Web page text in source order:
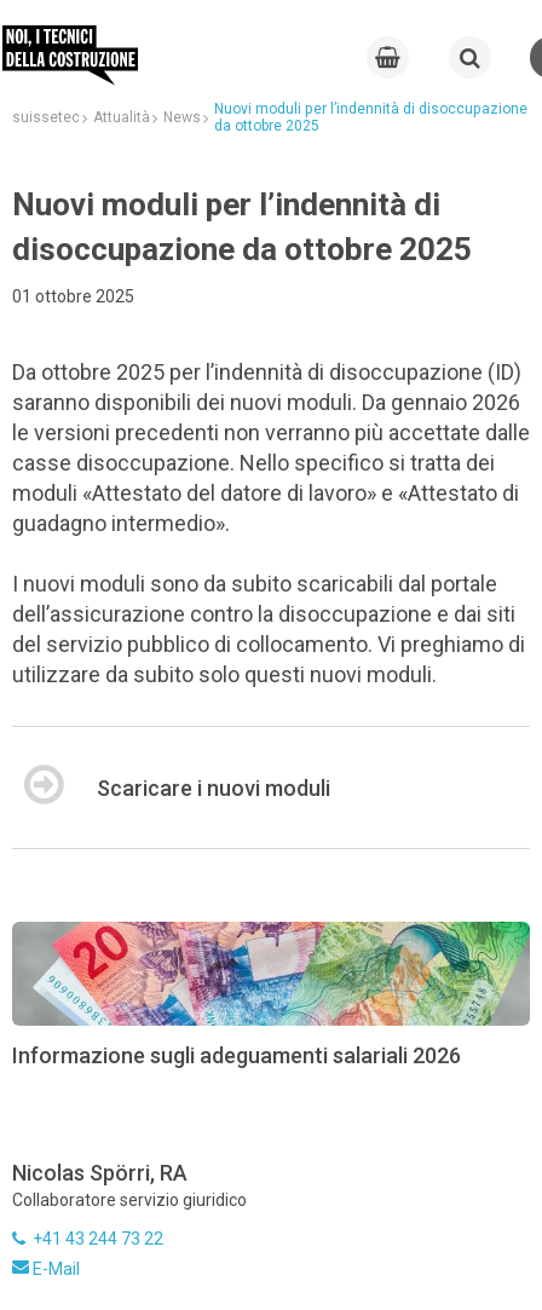
suissetec Attualità News
Nuovi moduli per l’indennità di disoccupazione
da ottobre 2025
Nuovi moduli per l’indennità di
disoccupazione da ottobre 2025
01 ottobre 2025
Da ottobre 2025 per l’indennità di disoccupazione (ID)
saranno disponibili dei nuovi moduli. Da gennaio 2026
le versioni precedenti non verranno più accettate dalle
casse disoccupazione. Nello specifico si tratta dei
moduli «Attestato del datore di lavoro» e «Attestato di
guadagno intermedio».
I nuovi moduli sono da subito scaricabili dal portale
dell’assicurazione contro la disoccupazione e dai siti
del servizio pubblico di collocamento. Vi preghiamo di
utilizzare da subito solo questi nuovi moduli.
Scaricare i nuovi moduli
Informazione sugli adeguamenti salariali 2026
Nicolas Spörri, RA
Collaboratore servizio giuridico
+41 43 244 73 22
E-Mail